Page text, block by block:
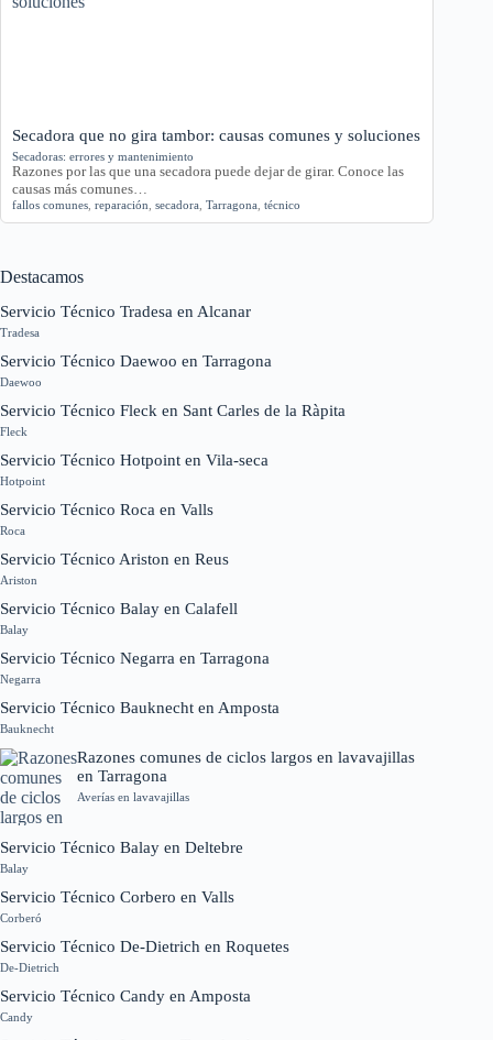
Secadora que no gira tambor: causas comunes y soluciones
Secadoras: errores y mantenimiento
Razones por las que una secadora puede dejar de girar. Conoce las
causas más comunes…
fallos comunes reparación secadora Tarragona técnico
Destacamos
Servicio Técnico Tradesa en Alcanar
Tradesa
Servicio Técnico Daewoo en Tarragona
Daewoo
Servicio Técnico Fleck en Sant Carles de la Ràpita
Fleck
Servicio Técnico Hotpoint en Vila-seca
Hotpoint
Servicio Técnico Roca en Valls
Roca
Servicio Técnico Ariston en Reus
Ariston
Servicio Técnico Balay en Calafell
Balay
Servicio Técnico Negarra en Tarragona
Negarra
Servicio Técnico Bauknecht en Amposta
Bauknecht
Razones comunes de ciclos largos en lavavajillas
en Tarragona
Averías en lavavajillas
Servicio Técnico Balay en Deltebre
Balay
Servicio Técnico Corbero en Valls
Corberó
Servicio Técnico De-Dietrich en Roquetes
De-Dietrich
Servicio Técnico Candy en Amposta
Candy